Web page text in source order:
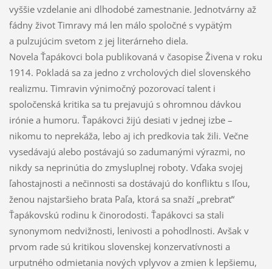
vyššie vzdelanie ani dlhodobé zamestnanie. Jednotvárny až
fádny život Timravy má len málo spoločné s vypätým
a pulzujúcim svetom z jej literárneho diela.
Novela Ťapákovci bola publikovaná v časopise Živena v roku
1914. Pokladá sa za jedno z vrcholových diel slovenského
realizmu. Timravin výnimočný pozorovací talent i
spoločenská kritika sa tu prejavujú s ohromnou dávkou
irónie a humoru. Ťapákovci žijú desiati v jednej izbe –
nikomu to neprekáža, lebo aj ich predkovia tak žili. Večne
vysedávajú alebo postávajú so zadumanými výrazmi, no
nikdy sa neprinútia do zmysluplnej roboty. Vďaka svojej
ľahostajnosti a nečinnosti sa dostávajú do konfliktu s Iľou,
ženou najstaršieho brata Paľa, ktorá sa snaží „prebrať“
Ťapákovskú rodinu k činorodosti. Ťapákovci sa stali
synonymom nedvižnosti, lenivosti a pohodlnosti. Avšak v
prvom rade sú kritikou slovenskej konzervatívnosti a
urputného odmietania nových vplyvov a zmien k lepšiemu,